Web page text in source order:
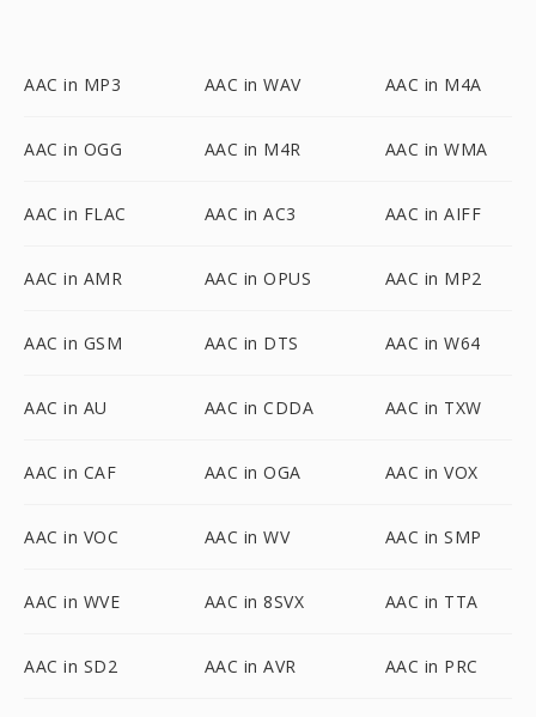
AAC in MP3 AAC in WAV AAC in M4A
AAC in OGG AAC in M4R AAC in WMA
AAC in FLAC AAC in AC3 AAC in AIFF
AAC in AMR AAC in OPUS AAC in MP2
AAC in GSM AAC in DTS AAC in W64
AAC in AU AAC in CDDA AAC in TXW
AAC in CAF AAC in OGA AAC in VOX
AAC in VOC AAC in WV AAC in SMP
AAC in WVE AAC in 8SVX AAC in TTA
AAC in SD2 AAC in AVR AAC in PRC